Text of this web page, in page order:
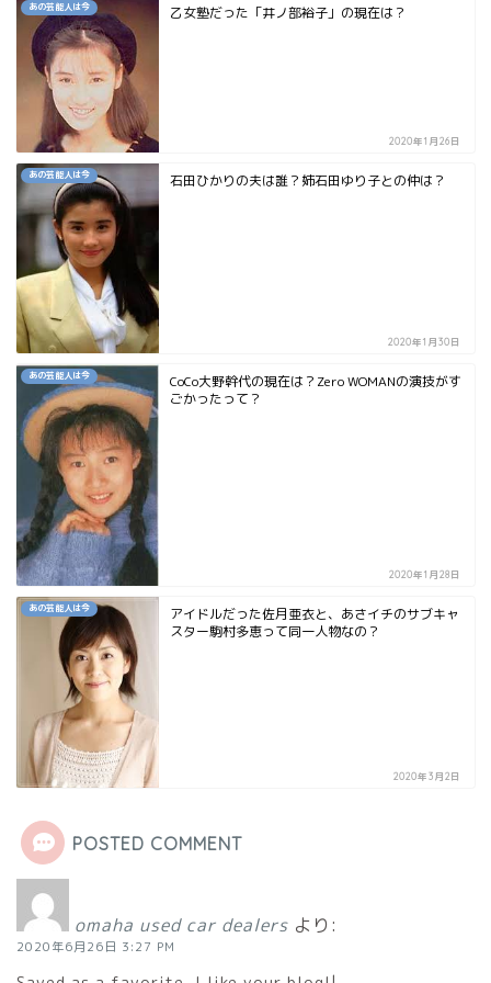
あの芸能人は今 乙女塾だった「井ノ部裕子」の現在は？
2020年1月26日
あの芸能人は今 石田ひかりの夫は誰？姉石田ゆり子との仲は？
2020年1月30日
あの芸能人は今
CoCo大野幹代の現在は？Zero WOMANの演技がす
ごかったって？
2020年1月28日
あの芸能人は今
アイドルだった佐月亜衣と、あさイチのサブキャ
スター駒村多恵って同一人物なの？
2020年3月2日
POSTED COMMENT
omaha used car dealers より:
2020年6月26日 3:27 PM